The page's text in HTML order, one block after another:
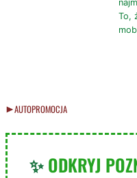
To,
AUTOPROMOCJA
✨ODKRYJ